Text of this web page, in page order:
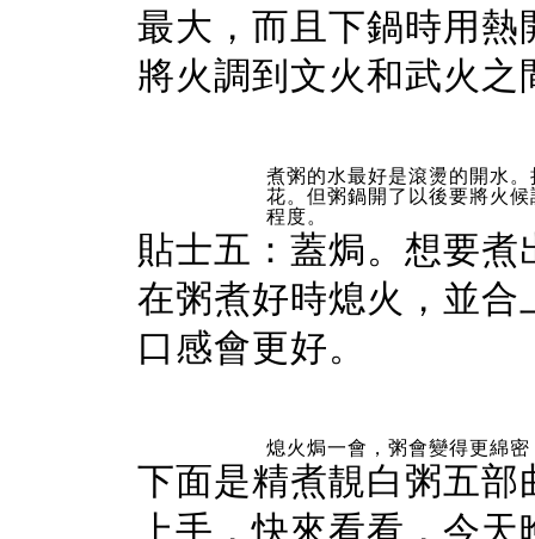
最大，而且下鍋時用
將火調到文火和武火之
煮粥的水最好是滾燙的開水
花。但粥鍋開了以後要將火
程度。
貼士五：蓋焗。想要
在粥煮好時熄火，並
口感會更好。
熄火焗一會，粥會變得更綿
下面是精煮靚白粥五
上手，快來看看，今